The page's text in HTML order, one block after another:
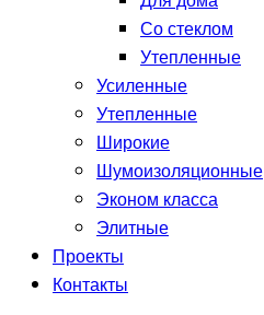
Со стеклом
Утепленные
Усиленные
Утепленные
Широкие
Шумоизоляционные
Эконом класса
Элитные
Проекты
Контакты